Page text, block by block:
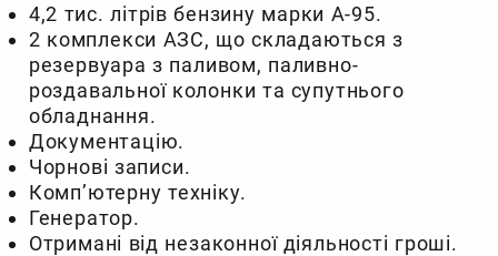
4,2 тис. літрів бензину марки А-95.
2 комплекси АЗС, що складаються з
резервуара з паливом, паливно-
роздавальної колонки та супутнього
обладнання.
Документацію.
Чорнові записи.
Комп’ютерну техніку.
Генератор.
Отримані від незаконної діяльності гроші.